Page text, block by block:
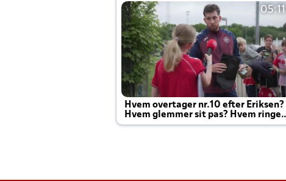
05:11
Hvem overtager nr.10 efter Eriksen?
Hvem glemmer sit pas? Hvem ringer
Joachim altid til efter kampe?